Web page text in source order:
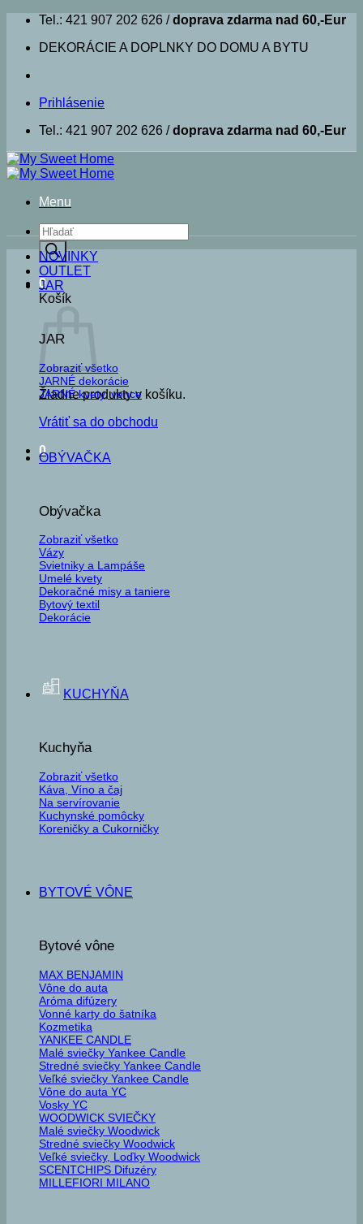
Skip
content
Tel.: 421 907 202 626 /doprava zdarma nad 60,-Eur
DEKORÁCIE A DOPLNKY DO DOMU A BYTU
Prihlásenie
Tel.: 421 907 202 626 /doprava zdarma nad 60,-Eur
Menu
Products
search
0
Košík
Žiadne produkty v košíku.
Vrátiť sa do obchodu
0
NOVINKY
OUTLET
JAR
JAR
Zobraziť všetko
JARNÉ dekorácie
JARNÉ kvety, vence
OBÝVAČKA
Obývačka
Zobraziť všetko
Vázy
Svietniky a Lampáše
Umelé kvety
Dekoračné misy a taniere
Bytový textil
Dekorácie
KUCHYŇA
Kuchyňa
Zobraziť všetko
Káva, Víno a čaj
Na servírovanie
Kuchynské pomôcky
Koreničky a Cukorničky
BYTOVÉ VÔNE
Bytové vône
MAX BENJAMIN
Vône do auta
Aróma difúzery
Vonné karty do šatníka
Kozmetika
YANKEE CANDLE
Malé sviečky Yankee Candle
Stredné sviečky Yankee Candle
Veľké sviečky Yankee Candle
Vône do auta YC
Vosky YC
WOODWICK SVIEČKY
Malé sviečky Woodwick
Stredné sviečky Woodwick
Veľké sviečky, Loďky Woodwick
SCENTCHIPS Difuzéry
MILLEFIORI MILANO